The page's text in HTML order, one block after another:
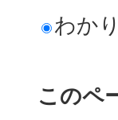
わか
このペ